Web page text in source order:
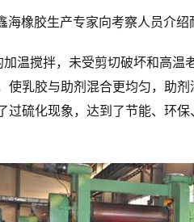
海橡胶生产专家向考察人员介
温搅拌，未受剪切破坏和高
使乳胶与助剂混合更均匀，助
过硫化现象，达到了节能、环